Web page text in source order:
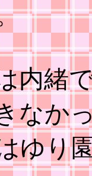
内緒
なか
ゆり